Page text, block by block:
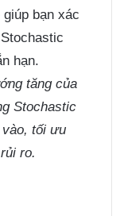
bạn xác
hạn.
tăng của
Stochastic
tối ưu
ro.